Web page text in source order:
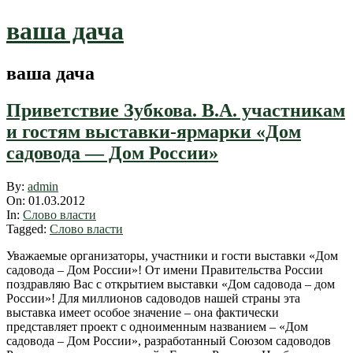
to
ваша дача
ваша дача
Приветствие Зубкова. В.А. участникам
и гостям выставки-ярмарки «Дом
садовода — Дом России»
2012-
03-
01
By: admin
On: 01.03.2012
In: Слово власти
Tagged: Слово власти
Уважаемые организаторы, участники и гости выставки «Дом
садовода – Дом России»! От имени Правительства России
поздравляю Вас с открытием выставки «Дом садовода – дом
России»! Для миллионов садоводов нашей страны эта
выставка имеет особое значение – она фактически
представляет проект с одноименным названием – «Дом
садовода – Дом России», разработанный Союзом садоводов